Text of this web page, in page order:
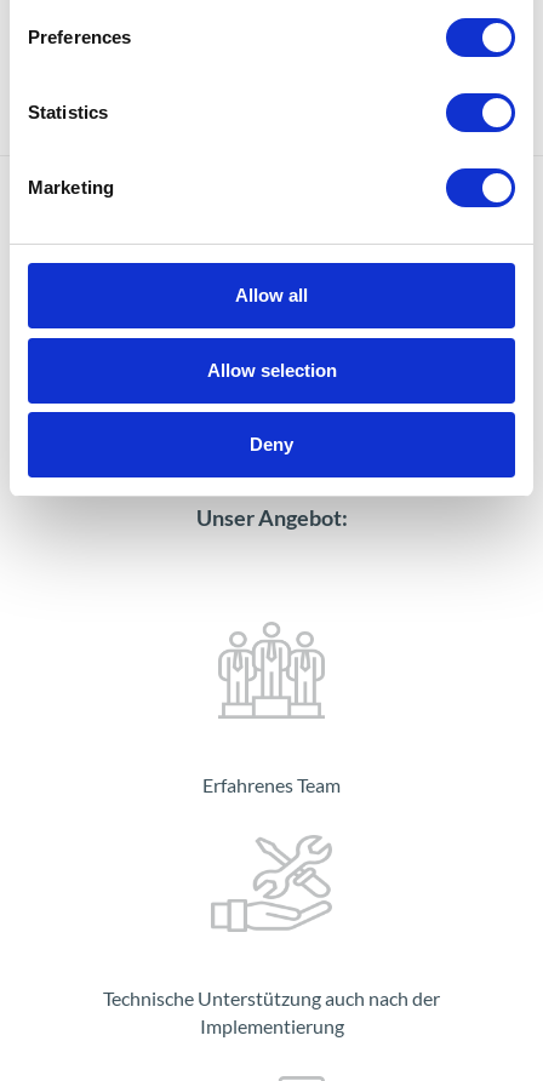
Preferences
Statistics
Marketing
Allow all
Allow selection
Deny
Automatisierung des zeitaufwändigen
Warum Apollogic?
machen uns bei Kunden aus der
Unser Angebot:
Erfahrenes Team
Technische Unterstützung auch nach der
Implementierung